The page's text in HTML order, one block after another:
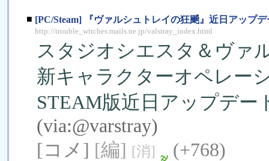
■ [PC/Steam] 『ヴァルシュトレイの狂飇』近日アップ
http://trouble_witches.mails.ne.jp/valstray_index.html
スタジオシエスタ＆ヴァ
新キャラクターオペレー
STEAM版近日アップデー
(via:@varstray)
[コメ] [編] [消]
(+768)